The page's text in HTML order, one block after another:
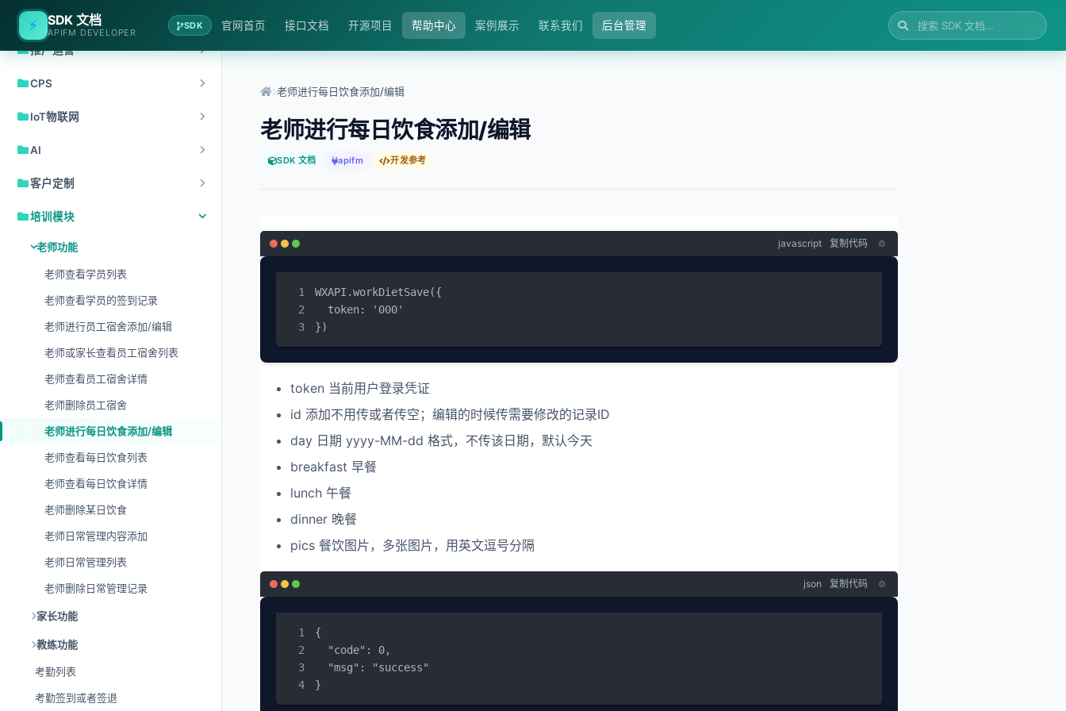
⚡ SDK 文档
APIFM DEVELOPER
SDK 官网首页 接口文档 开源项目 帮助中心 案例展示 联系我们 后台管理
微信公众号开发
推广运营
CPS
IoT物联网
AI
客户定制
培训模块
老师功能
老师查看学员列表
老师查看学员的签到记录
老师进行员工宿舍添加/编辑
老师或家长查看员工宿舍列表
老师查看员工宿舍详情
老师删除员工宿舍
老师进行每日饮食添加/编辑
老师查看每日饮食列表
老师查看每日饮食详情
老师删除某日饮食
老师日常管理内容添加
老师日常管理列表
老师删除日常管理记录
家长功能
教练功能
考勤列表
考勤签到或者签退
老师进行每日饮食添加/编辑
老师进行每日饮食添加/编辑
SDK 文档 apifm 开发参考
javascript 复制代码
WXAPI.workDietSave({
  token: '000'
})
token 当前用户登录凭证
id 添加不用传或者传空；编辑的时候传需要修改的记录ID
day 日期 yyyy-MM-dd 格式，不传该日期，默认今天
breakfast 早餐
lunch 午餐
dinner 晚餐
pics 餐饮图片，多张图片，用英文逗号分隔
json 复制代码
{
  "code": 0,
  "msg": "success"
}